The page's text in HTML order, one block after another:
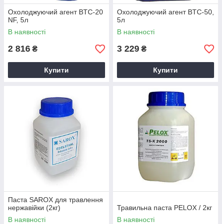
Охолоджуючий агент BTC-20
NF, 5л
В наявності
2 816 ₴
Купити
Охолоджуючий агент BTC-50,
5л
В наявності
3 229 ₴
Купити
Паста SAROX для травлення
нержавійки (2кг)
В наявності
Травильна паста PELOX / 2кг
В наявності